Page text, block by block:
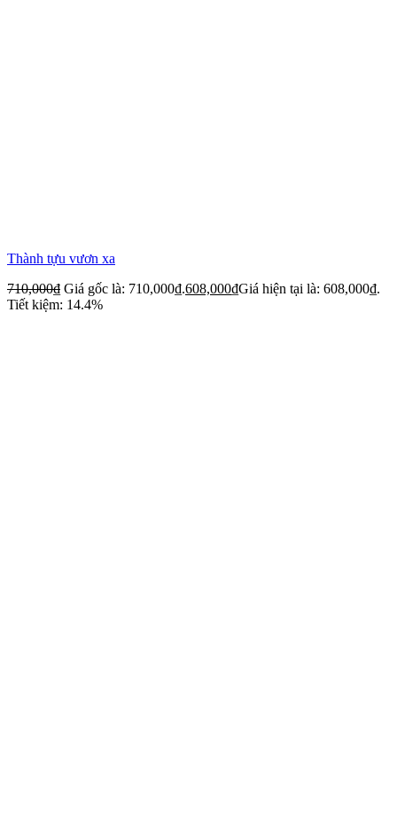
Thành tựu vươn xa
710,000₫ Giá gốc là: 710,000₫.608,000₫Giá hiện tại là: 608,000₫.
Tiết kiệm: 14.4%